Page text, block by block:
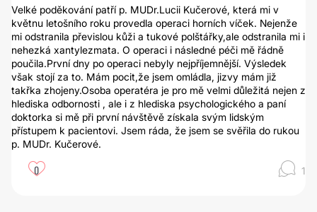
Velké poděkování patří p. MUDr.Lucii Kučerové, která mi v
květnu letošního roku provedla operaci horních víček. Nejenže
mi odstranila převislou kůži a tukové polštářky,ale odstranila mi i
nehezká xantylezmata. O operaci i následné péči mě řádně
poučila.První dny po operaci nebyly nejpříjemnější. Výsledek
však stojí za to. Mám pocit,že jsem omládla, jizvy mám již
takřka zhojeny.Osoba operatéra je pro mě velmi důležitá nejen z
hlediska odbornosti , ale i z hlediska psychologického a paní
doktorka si mě při první návštěvě získala svým lidským
přístupem k pacientovi. Jsem ráda, že jsem se svěřila do rukou
p. MUDr. Kučerové.
0 1